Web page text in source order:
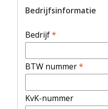
Bedrijfsinformatie
Bedrijf*
BTW nummer*
KvK-nummer